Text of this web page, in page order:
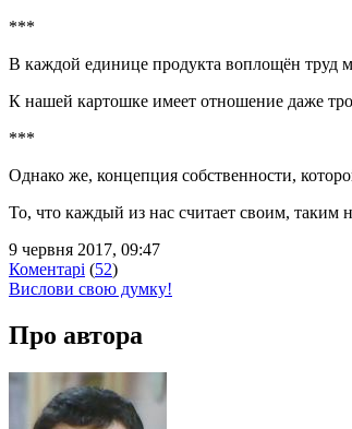
***
В каждой единице продукта воплощён труд
К нашей картошке имеет отношение даже
***
Однако же, концепция собственности,
То, что каждый из нас считает своим, таким
9 червня 2017, 09:47
Коментарі (52)
Вислови свою думку!
Про автора